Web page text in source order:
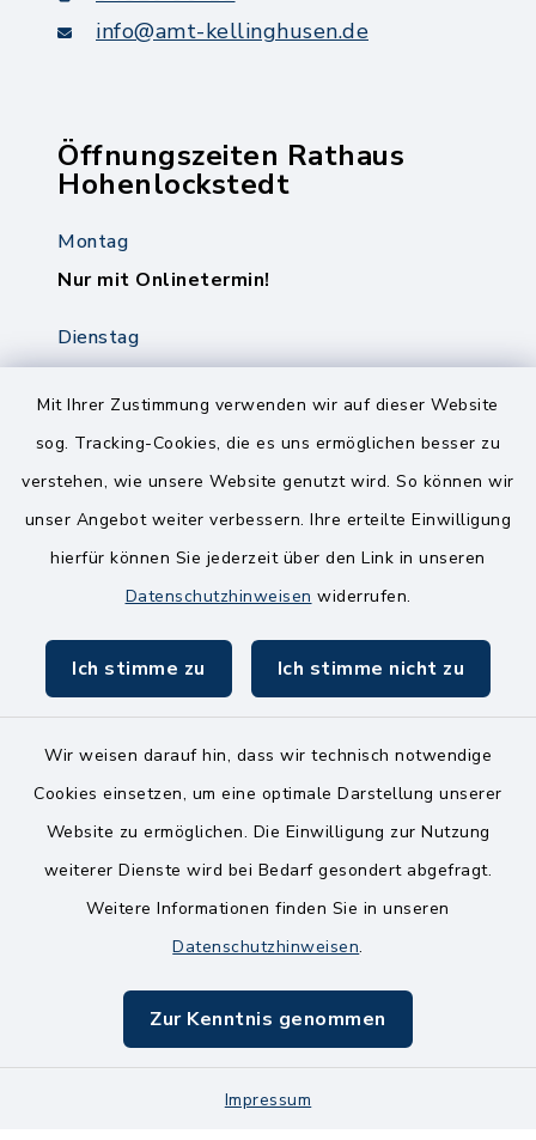
Mit Ihrer Zustimmung verwenden wir auf dieser Website
sog. Tracking-Cookies, die es uns ermöglichen besser zu
verstehen, wie unsere Website genutzt wird. So können wir
unser Angebot weiter verbessern. Ihre erteilte Einwilligung
hierfür können Sie jederzeit über den Link in unseren
Datenschutzhinweisen widerrufen.
Ich stimme zu Ich stimme nicht zu
Wir weisen darauf hin, dass wir technisch notwendige
Cookies einsetzen, um eine optimale Darstellung unserer
Website zu ermöglichen. Die Einwilligung zur Nutzung
weiterer Dienste wird bei Bedarf gesondert abgefragt.
Weitere Informationen finden Sie in unseren
Datenschutzhinweisen.
Zur Kenntnis genommen
Impressum
info@amt-kellinghusen.de
Öffnungszeiten Rathaus
Hohenlockstedt
Montag
Nur mit Onlinetermin!
Dienstag
8.00-12.00 Uhr
14.00-18.00 Uhr
Freitag
8.00-11.00 Uhr
Kontakt
Barrierefreiheit
Impressum
Sitemap